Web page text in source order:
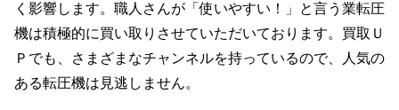
く影響します。職人さんが「使いやすい！」と言う業転圧
機は積極的に買い取りさせていただいております。買取Ｕ
Ｐでも、さまざまなチャンネルを持っているので、人気の
ある転圧機は見逃しません。